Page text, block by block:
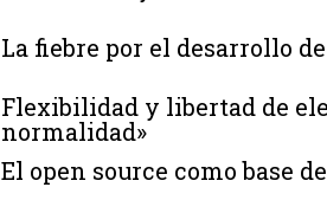
La fiebre por el desarrollo
Flexibilidad y libertad de
normalidad»
El open source como base